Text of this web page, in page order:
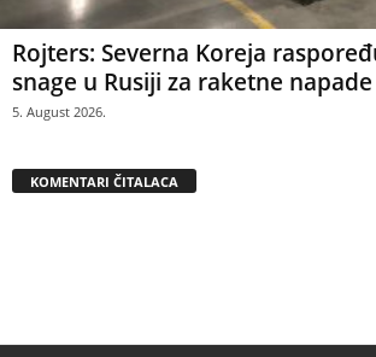
Rojters: Severna Koreja
snage u Rusiji za raketne
5. August 2026.
KOMENTARI ČITALACA